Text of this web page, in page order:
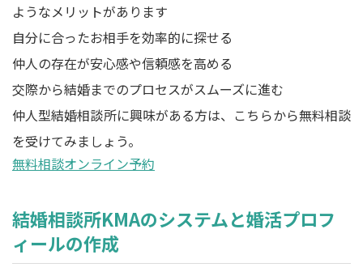
ようなメリットがあります
自分に合ったお相手を効率的に探せる
仲人の存在が安心感や信頼感を高める
交際から結婚までのプロセスがスムーズに進む
仲人型結婚相談所に興味がある方は、こちらから無料相談
を受けてみましょう。
無料相談オンライン予約
結婚相談所KMAのシステムと婚活プロフ
ィールの作成